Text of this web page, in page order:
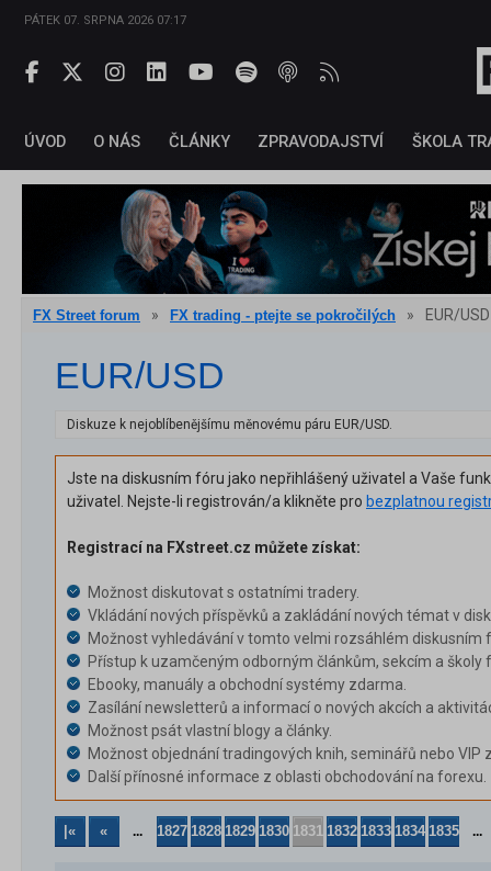
PÁTEK 07. SRPNA 2026 07:17
ÚVOD O NÁS ČLÁNKY ZPRAVODAJSTVÍ ŠKOLA
FX Street forum » FX trading - ptejte se pokročilých » EUR/USD
EUR/USD
Diskuze k nejoblíbenějšímu měnovému páru EUR/USD.
Jste na diskusním fóru jako nepřihlášený uživatel a Vaše
uživatel. Nejste-li registrován/a klikněte pro bezplatnou
Registrací na FXstreet.cz můžete získat:
Možnost diskutovat s ostatními tradery.
Vkládání nových příspěvků a zakládání nových témat v
Možnost vyhledávání v tomto velmi rozsáhlém diskusním
Přístup k uzamčeným odborným článkům, sekcím a školy
Ebooky, manuály a obchodní systémy zdarma.
Zasílání newsletterů a informací o nových akcích a
Možnost psát vlastní blogy a články.
Možnost objednání tradingových knih, seminářů nebo VIP
Další přínosné informace z oblasti obchodování na forexu.
|« « ... 1827 1828 1829 1830 1831 1832 1833 1834 1835 ...